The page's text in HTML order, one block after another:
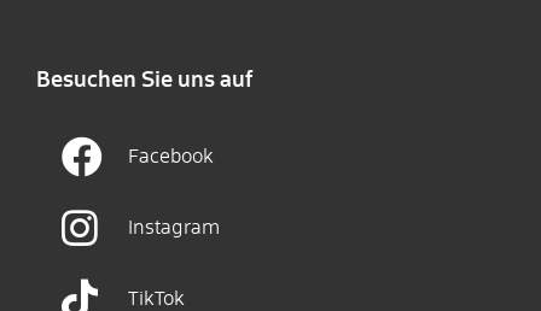
Besuchen Sie uns auf
Facebook
Instagram
TikTok